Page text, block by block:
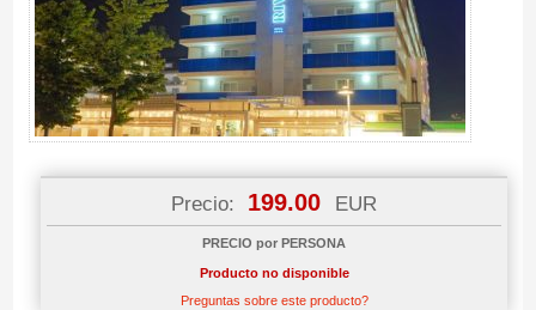
Precio: 199.00 EUR
PRECIO por PERSONA
Producto no disponible
Preguntas sobre este producto?